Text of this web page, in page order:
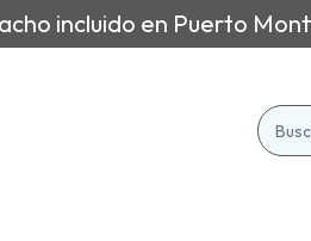
incluido en Puerto